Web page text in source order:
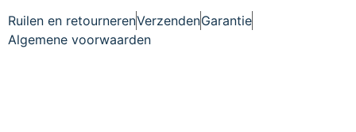
Ruilen en retournerenVerzendenGarantie
Algemene voorwaarden